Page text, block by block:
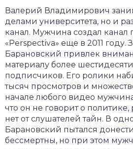
Валерий Владимирович
делами университета, но и
канал. Мужчина создал канал
«Perspectiva» еще в 2011 году.
Барановский привлек
материалу более
подписчиков. Его ролики
тысяч просмотров и
начале любого видео
что он не говорит о
нет от слушателей тайн. В
Барановский пытался
бессмертны, но при этом